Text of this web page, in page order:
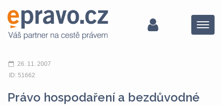
Menu
26. 11. 2007
ID: 51662
Právo hospodaření a bezdůvodné